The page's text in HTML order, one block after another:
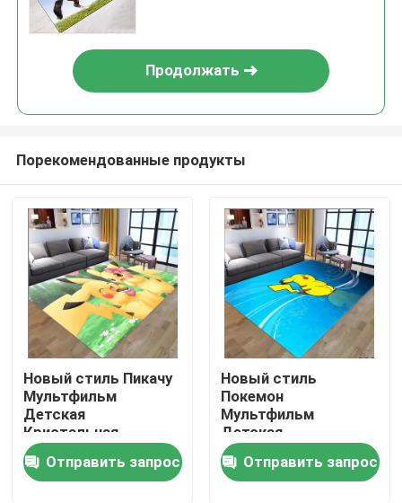
Дом
ПРОДУКТЫ
Продолжать
Порекомендованные продукты
Новый стиль Пикачу
Мультфильм
Детская
Кристальная
Бархатная Гостиная,
Спальня Гостиная
Полы Ковры
Отправить запрос
Новый стиль
Покемон
Мультфильм
Детская
Кристальная
Бархатная Гостиная,
Спальня Гостиная
Отправить запрос